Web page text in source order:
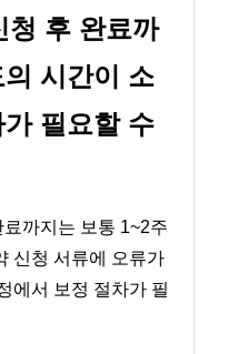
청 후 완료까
시간이 소
필요할 수
까지는 보통 1~2주
신청 서류에 오류가
에서 보정 절차가 필